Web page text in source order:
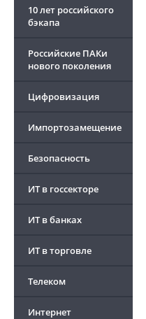
10 лет российского
бэкапа
Российские ПАКи
нового поколения
Цифровизация
Импортозамещение
Безопасность
ИТ в госсекторе
ИТ в банках
ИТ в торговле
Телеком
Интернет